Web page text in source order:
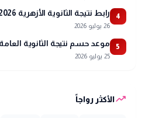
4 رابط نتيجة الثانوية الأزهرية 2026 برقم الجلوس.. موعد المؤتمر الصحفي وتفاصيل أسماء الأوائل
26 يوليو 2026
5 موعد حسم نتيجة الثانوية العامة 2026 وحقيقة إعلان قائمة الأوائل
25 يوليو 2026
trending_upالأكثر رواجاً